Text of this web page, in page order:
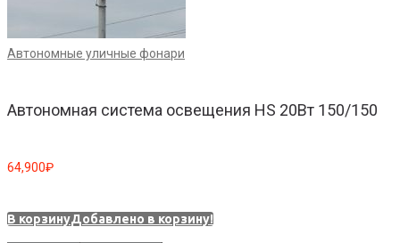
Автономные уличные фонари
Автономная система освещения HS 20Вт 150/150
64,900₽
В корзинуДобавлено в корзину!